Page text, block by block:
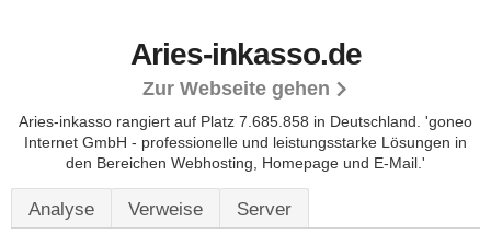
Aries-inkasso.de
Zur Webseite gehen
Aries-inkasso rangiert auf Platz 7.685.858 in Deutschland. 'goneo
Internet GmbH - professionelle und leistungsstarke Lösungen in
den Bereichen Webhosting, Homepage und E-Mail.'
Analyse Verweise Server